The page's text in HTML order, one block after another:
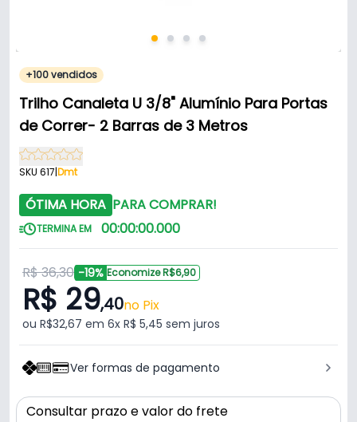
+100 vendidos
Trilho Canaleta U 3/8" Alumínio Para Portas
de Correr- 2 Barras de 3 Metros
SKU 617|Dmt
ÓTIMA HORA PARA COMPRAR!
TERMINA EM 00:00:00.000
R$ 36,30 -19% Economize R$6,90
R$ 29,40no Pix
ou R$32,67 em 6x R$ 5,45 sem juros
Ver formas de pagamento
Consultar prazo e valor do frete